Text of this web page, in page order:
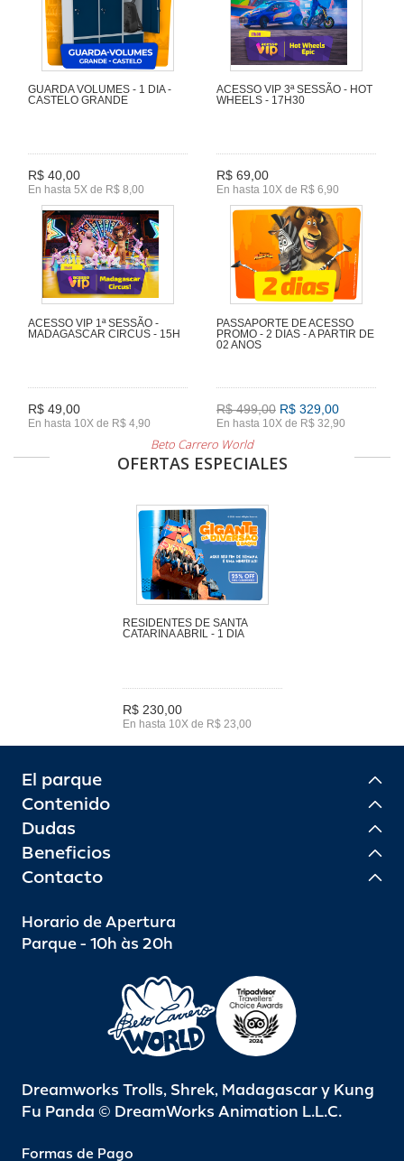
GUARDA VOLUMES - 1 DIA -
CASTELO GRANDE
R$ 40,00
En hasta 5X de R$ 8,00
ACESSO VIP 3ª SESSÃO - HOT
WHEELS - 17H30
R$ 69,00
En hasta 10X de R$ 6,90
ACESSO VIP 1ª SESSÃO -
MADAGASCAR CIRCUS - 15H
R$ 49,00
En hasta 10X de R$ 4,90
PASSAPORTE DE ACESSO
PROMO - 2 DIAS - A PARTIR DE
02 ANOS
R$ 499,00 R$ 329,00
En hasta 10X de R$ 32,90
Beto Carrero World
OFERTAS ESPECIALES
RESIDENTES DE SANTA
CATARINA ABRIL - 1 DIA
R$ 230,00
En hasta 10X de R$ 23,00
El parque
Contenido
Dudas
Beneficios
Contacto
Horario de Apertura
Parque - 10h às 20h
Dreamworks Trolls, Shrek, Madagascar y Kung
Fu Panda © DreamWorks Animation L.L.C.
Formas de Pago